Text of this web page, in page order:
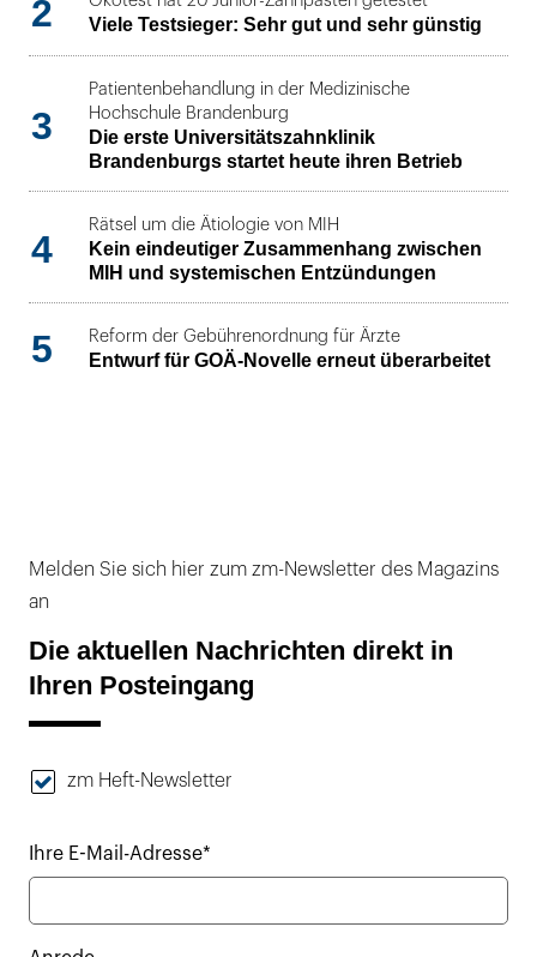
2 Viele Testsieger: Sehr gut und sehr günstig
3
Patientenbehandlung in der Medizinische
Hochschule Brandenburg
Die erste Universitätszahnklinik
Brandenburgs startet heute ihren Betrieb
4
Rätsel um die Ätiologie von MIH
Kein eindeutiger Zusammenhang zwischen
MIH und systemischen Entzündungen
5 Reform der Gebührenordnung für Ärzte
Entwurf für GOÄ-Novelle erneut überarbeitet
Melden Sie sich hier zum zm-Newsletter des Magazins
an
Die aktuellen Nachrichten direkt in
Ihren Posteingang
zm Heft-Newsletter
Ihre E-Mail-Adresse*